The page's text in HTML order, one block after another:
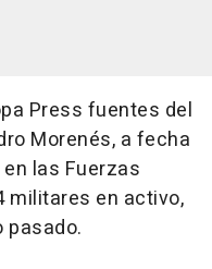
Press fuentes del
Morenés, a fecha
las Fuerzas
militares en activo,
pasado.